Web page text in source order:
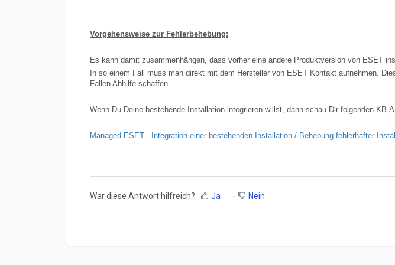
Vorgehensweise zur Fehlerbehebung:
Es kann damit zusammenhängen, dass vorher eine andere Produktversion von ESET
In so einem Fall muss man direkt mit dem Hersteller von ESET Kontakt aufnehmen.
Fällen Abhilfe schaffen.
Wenn Du Deine bestehende Installation integrieren willst, dann schau Dir folgenden KB-
Managed ESET - Integration einer bestehenden Installation / Behebung fehlerhafter
War diese Antwort hilfreich? Ja Nein